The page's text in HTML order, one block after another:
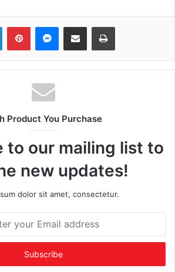
LinkedInPinterestMessenger
Share via Email Print
Product You Purchase
to our mailing list to
new updates!
dolor sit amet, consectetur.